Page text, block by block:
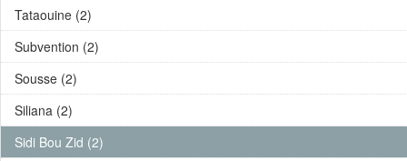
Tataouine (2)
Subvention (2)
Sousse (2)
Siliana (2)
Sidi Bou Zid (2)